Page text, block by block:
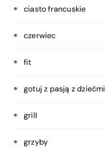
ciasto francuskie
czerwiec
fit
gotuj z pasją z dziećmi
grill
grzyby